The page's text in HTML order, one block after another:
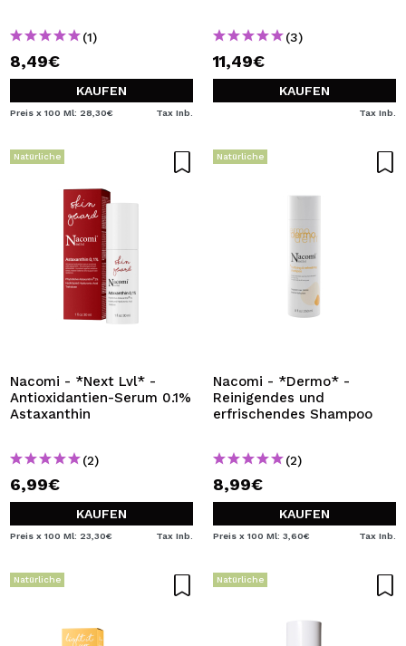
(1)
8,49€
KAUFEN
Preis x 100 Ml: 28,30€ Tax Inb.
(3)
11,49€
KAUFEN
Tax Inb.
Natürliche
Nacomi - *Next Lvl* -
Antioxidantien-Serum 0.1%
Astaxanthin
(2)
6,99€
KAUFEN
Preis x 100 Ml: 23,30€ Tax Inb.
Natürliche
Nacomi - *Dermo* -
Reinigendes und
erfrischendes Shampoo
(2)
8,99€
KAUFEN
Preis x 100 Ml: 3,60€ Tax Inb.
Natürliche Natürliche